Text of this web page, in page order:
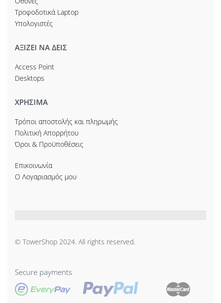
Τροφοδοτικά Laptop
Υπολογιστές
ΑΞΙΖΕΙ ΝΑ ΔΕΙΣ
Access Point
Desktops
ΧΡΗΣΙΜΑ
Τρόποι αποστολής και πληρωμής
Πολιτική Απορρήτου
Όροι & Προϋποθέσεις
Επικοινωνία
Ο Λογαριασμός μου
© TowerShop 2024. All rights reserved.
Secure payments